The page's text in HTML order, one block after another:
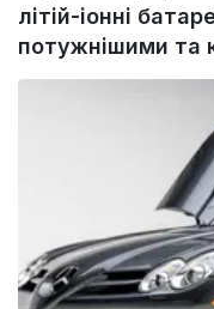
літій-іонні
потужнішими та